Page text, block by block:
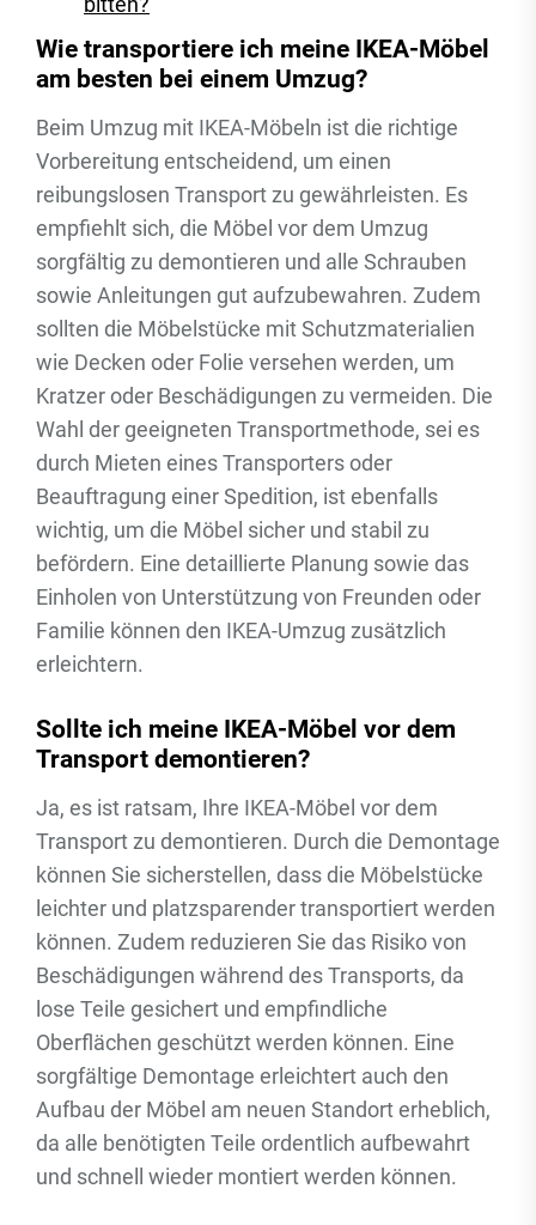
Wie transportiere ich meine IKEA-Möbel
am besten bei einem Umzug?
Beim Umzug mit IKEA-Möbeln ist die richtige
Vorbereitung entscheidend, um einen
reibungslosen Transport zu gewährleisten. Es
empfiehlt sich, die Möbel vor dem Umzug
sorgfältig zu demontieren und alle Schrauben
sowie Anleitungen gut aufzubewahren. Zudem
sollten die Möbelstücke mit Schutzmaterialien
wie Decken oder Folie versehen werden, um
Kratzer oder Beschädigungen zu vermeiden. Die
Wahl der geeigneten Transportmethode, sei es
durch Mieten eines Transporters oder
Beauftragung einer Spedition, ist ebenfalls
wichtig, um die Möbel sicher und stabil zu
befördern. Eine detaillierte Planung sowie das
Einholen von Unterstützung von Freunden oder
Familie können den IKEA-Umzug zusätzlich
erleichtern.
Sollte ich meine IKEA-Möbel vor dem
Transport demontieren?
Ja, es ist ratsam, Ihre IKEA-Möbel vor dem
Transport zu demontieren. Durch die Demontage
können Sie sicherstellen, dass die Möbelstücke
leichter und platzsparender transportiert werden
können. Zudem reduzieren Sie das Risiko von
Beschädigungen während des Transports, da
lose Teile gesichert und empfindliche
Oberflächen geschützt werden können. Eine
sorgfältige Demontage erleichtert auch den
Aufbau der Möbel am neuen Standort erheblich,
da alle benötigten Teile ordentlich aufbewahrt
und schnell wieder montiert werden können.